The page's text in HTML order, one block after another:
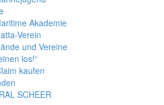
Akademie
Verein
und Vereine
los!“
kaufen
SCHEER